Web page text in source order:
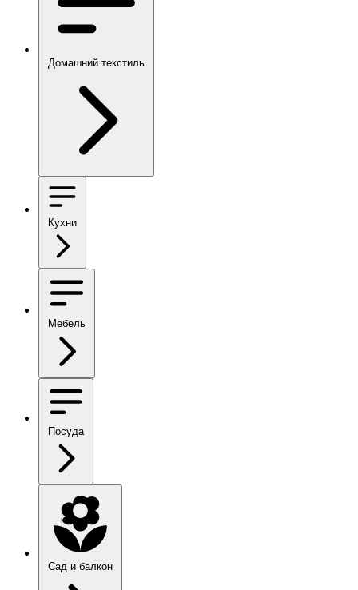
Домашний текстиль
Кухни
Мебель
Посуда
Сад и балкон